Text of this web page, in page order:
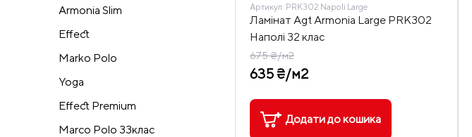
Armonia Slim
Effect
Marko Polo
Yoga
Effect Premium
Marco Polo 33клас
Артикул: PRK302 Napoli Large
Ламінат Agt Armonia Large PRK302
Наполі 32 клас
675 ₴/м2
635 ₴/м2
Додати до кошика